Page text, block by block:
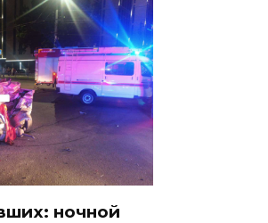
ночной